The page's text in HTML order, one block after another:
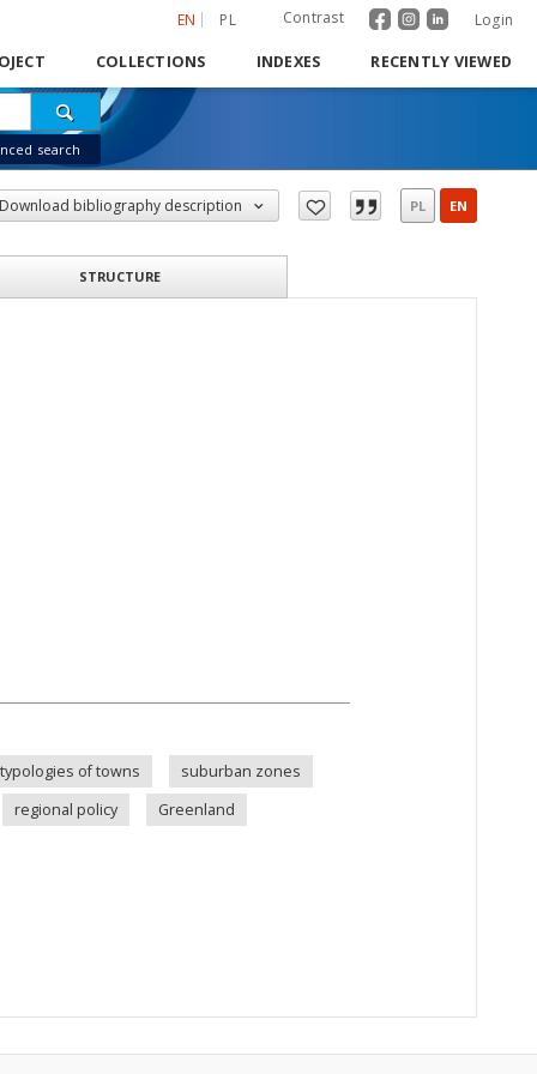
EN PL Contrast Login
COLLECTIONS INDEXES RECENTLY VIEWED
search
Download bibliography description PL EN
STRUCTURE
of towns
suburban zones
regional policy
Greenland